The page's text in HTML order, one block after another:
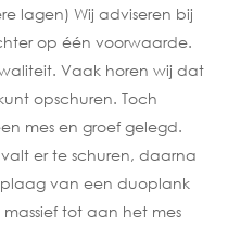
lagen) Wij adviseren bij
op één voorwaarde.
Vaak horen wij dat
opschuren. Toch
mes en groef gelegd.
er te schuren, daarna
van een duoplank
tot aan het mes